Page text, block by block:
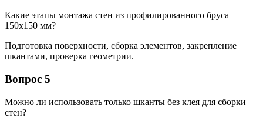
Какие этапы монтажа стен из профилированного бруса
150х150 мм?
Подготовка поверхности, сборка элементов, закрепление
шкантами, проверка геометрии.
Вопрос 5
Можно ли использовать только шканты без клея для сборки
стен?